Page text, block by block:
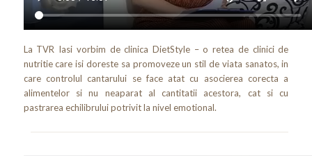
La TVR Iasi vorbim de clinica DietStyle – o retea de clinici de
nutritie care isi doreste sa promoveze un stil de viata sanatos, in
care controlul cantarului se face atat cu asocierea corecta a
alimentelor si nu neaparat al cantitatii acestora, cat si cu
pastrarea echilibrului potrivit la nivel emotional.